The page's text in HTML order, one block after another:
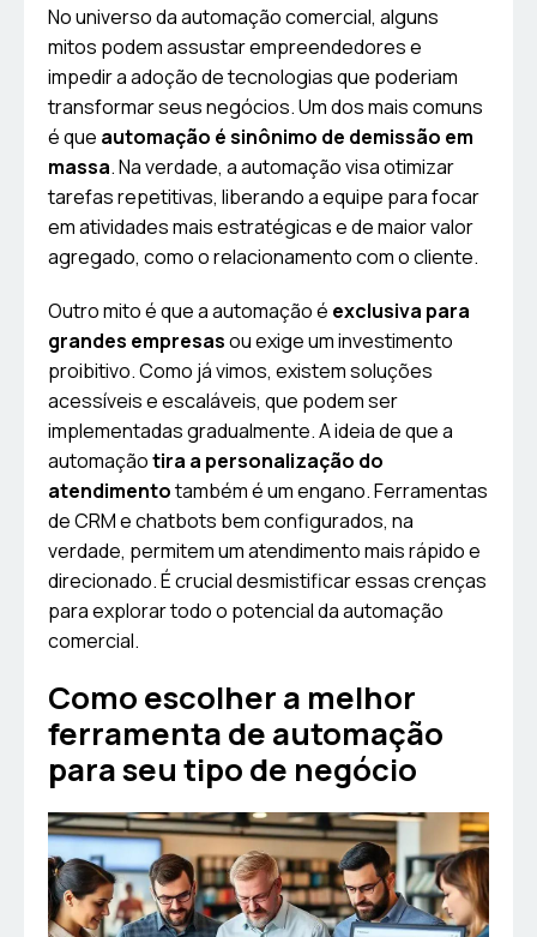
No universo da automação comercial, alguns
mitos podem assustar empreendedores e
impedir a adoção de tecnologias que poderiam
transformar seus negócios. Um dos mais comuns
é que automação é sinônimo de demissão em
massa. Na verdade, a automação visa otimizar
tarefas repetitivas, liberando a equipe para focar
em atividades mais estratégicas e de maior valor
agregado, como o relacionamento com o cliente.
Outro mito é que a automação é exclusiva para
grandes empresasou exige um investimento
proibitivo. Como já vimos, existem soluções
acessíveis e escaláveis, que podem ser
implementadas gradualmente. A ideia de que a
automaçãotira a personalização do
atendimentotambém é um engano. Ferramentas
de CRM e chatbots bem configurados, na
verdade, permitem um atendimento mais rápido e
direcionado. É crucial desmistificar essas crenças
para explorar todo o potencial da automação
comercial.
Como escolher a melhor
ferramenta de automação
para seu tipo de negócio